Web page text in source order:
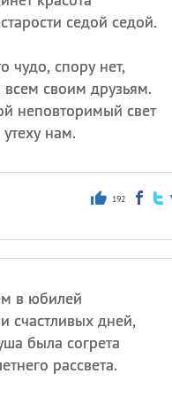
седой седой.
чудо, спору нет,
своим друзьям.
неповторимый свет
нам.
192
в юбилей
счастливых дней,
была согрета
рассвета.